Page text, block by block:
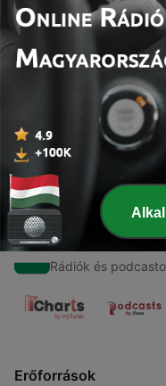
Epizódok
Z radio Z emission
17 dec. 2024
Online Rádió
Rádiók és
Erőforrások